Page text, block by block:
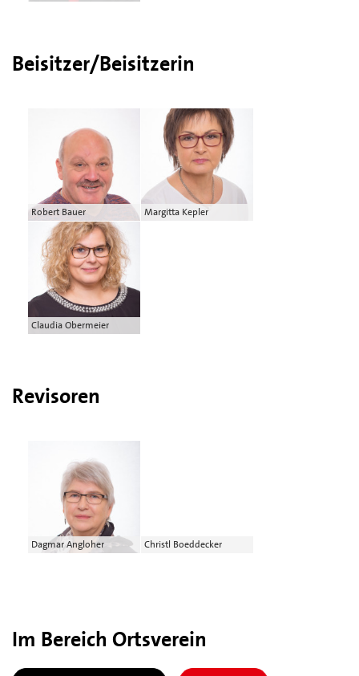
Beisitzer/Beisitzerin
Robert Bauer Margitta Kepler
Claudia Obermeier
Revisoren
Dagmar Angloher Christl Boeddecker
Im Bereich Ortsverein